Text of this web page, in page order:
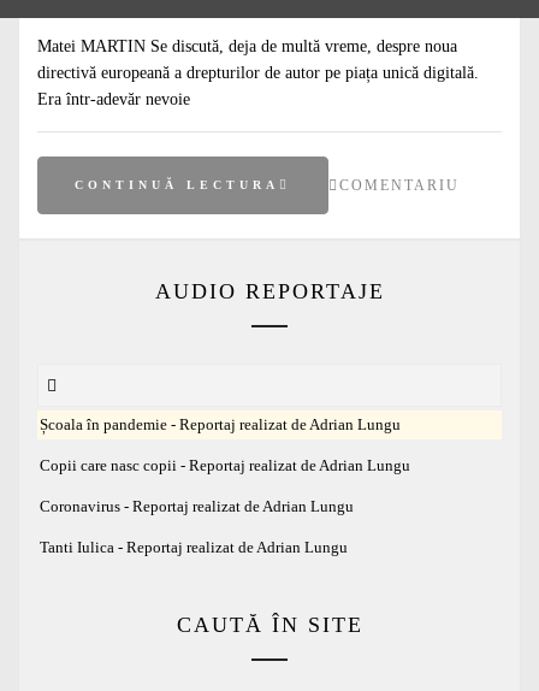
Matei MARTIN Se discută, deja de multă vreme, despre noua
directivă europeană a drepturilor de autor pe piața unică digitală.
Era într-adevăr nevoie
CONTINUĂ LECTURA COMENTARIU
AUDIO REPORTAJE
Școala în pandemie - Reportaj realizat de Adrian Lungu
Copii care nasc copii - Reportaj realizat de Adrian Lungu
Coronavirus - Reportaj realizat de Adrian Lungu
Tanti Iulica - Reportaj realizat de Adrian Lungu
CAUTĂ ÎN SITE